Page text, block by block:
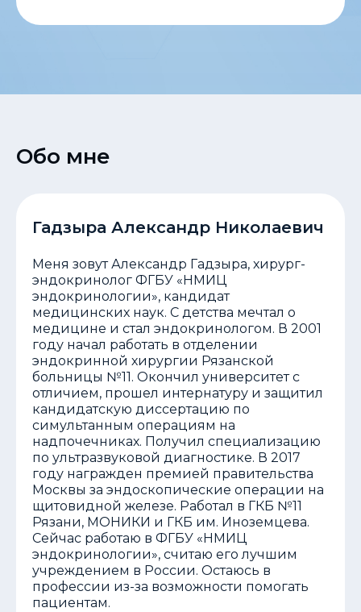
Обо мне
Гадзыра Александр Николаевич
Меня зовут Александр Гадзыра, хирург-
эндокринолог ФГБУ «НМИЦ
эндокринологии», кандидат
медицинских наук. С детства мечтал о
медицине и стал эндокринологом. В 2001
году начал работать в отделении
эндокринной хирургии Рязанской
больницы №11. Окончил университет с
отличием, прошел интернатуру и защитил
кандидатскую диссертацию по
симультанным операциям на
надпочечниках. Получил специализацию
по ультразвуковой диагностике. В 2017
году награжден премией правительства
Москвы за эндоскопические операции на
щитовидной железе. Работал в ГКБ №11
Рязани, МОНИКИ и ГКБ им. Иноземцева.
Сейчас работаю в ФГБУ «НМИЦ
эндокринологии», считаю его лучшим
учреждением в России. Остаюсь в
профессии из-за возможности помогать
пациентам.